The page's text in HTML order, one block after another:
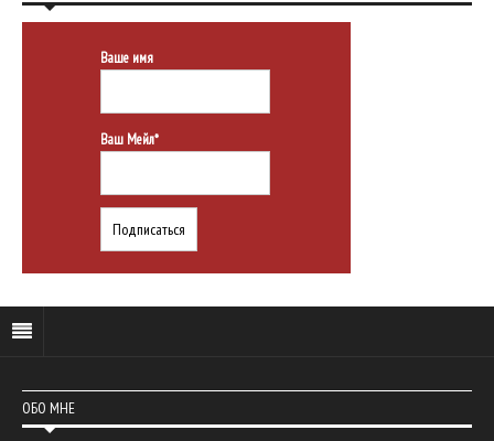
Ваше имя
Ваш Мейл*
ОБО МНЕ